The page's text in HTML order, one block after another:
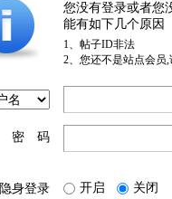
您没有登录或者您
能有如下几个原因
1、帖子ID非法
2、您还不是站点会员
密 码
隐身登录 开启 关闭